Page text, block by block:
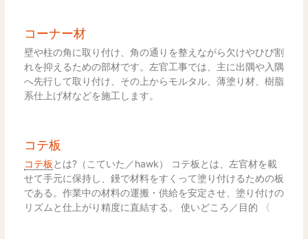
コーナー材
壁や柱の角に取り付け、角の通りを整えながら欠けやひび割
れを抑えるための部材です。左官工事では、主に出隅や入隅
へ先行して取り付け、その上からモルタル、薄塗り材、樹脂
系仕上げ材などを施工します。
コテ板
コテ板 とは?（こていた／hawk） コテ板とは、左官材を載
せて手元に保持し、鏝で材料をすくって塗り付けるための板
である。作業中の材料の運搬・供給を安定させ、塗り付けの
リズムと仕上がり精度に直結する。 使いどころ／目的 〈